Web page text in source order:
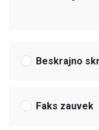
Beskrajno
Faks zauvek